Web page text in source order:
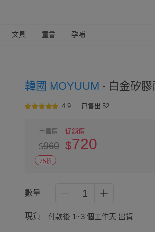
文具 童書 孕哺
韓國 MOYUUM - 白金矽
4.9 已售出 52
市售價
$960
促銷價
$720
75折
數量 1
現貨 付款後 1~3 個工作天 出貨